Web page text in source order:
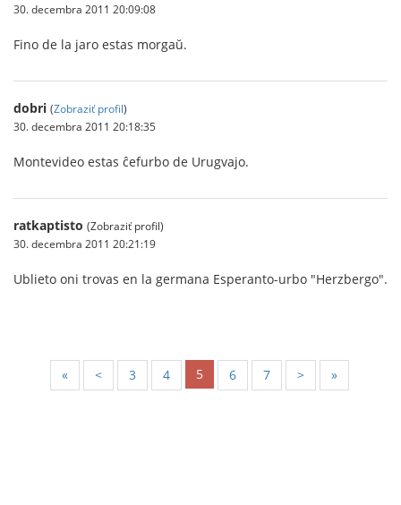
30. decembra 2011 20:09:08
Fino de la jaro estas morgaŭ.
dobri (Zobraziť profil)
30. decembra 2011 20:18:35
Montevideo estas ĉefurbo de Urugvajo.
ratkaptisto (Zobraziť profil)
30. decembra 2011 20:21:19
Ublieto oni trovas en la germana Esperanto-urbo "Herzbergo".
« < 3 4 5 6 7 > »